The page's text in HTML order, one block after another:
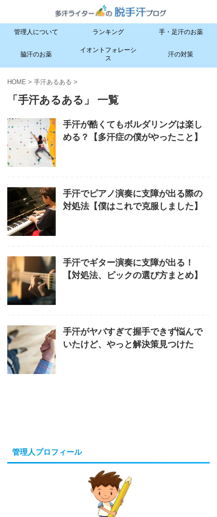
管理人について ランキング 手・足汗のお薬
脇汗のお薬
イオントフォレーシ
ス
汗の対策
HOME > 手汗あるある >
「手汗あるある」 一覧
手汗が酷くてもボルダリングは楽し
める？【多汗症の僕がやったこと】
手汗でピアノ演奏に支障が出る際の
対処法【僕はこれで克服しました】
手汗でギター演奏に支障が出る！
【対処法、ピックの選び方まとめ】
手汗がヤバすぎて握手できず悩んで
いたけど、やっと解決策見つけた
管理人プロフィール